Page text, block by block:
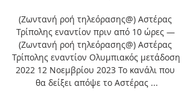
(Ζωντανή ροή τηλεόρασης@) Αστέρας
Τρίπολης εναντίον πριν από 10 ώρες —
(Ζωντανή ροή τηλεόρασης@) Αστέρας
Τρίπολης εναντίον Ολυμπιακός μετάδοση
2022 12 Νοεμβρίου 2023 Το κανάλι που
θα δείξει απόψε το Αστέρας ...